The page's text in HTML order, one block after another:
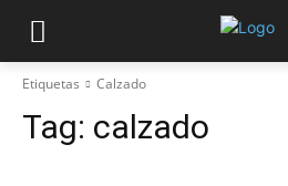
Etiquetas Calzado
Tag: calzado